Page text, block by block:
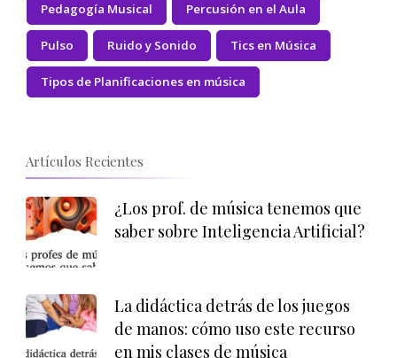
Pedagogía Musical Percusión en el Aula
Pulso Ruido y Sonido Tics en Música
Tipos de Planificaciones en música
Artículos Recientes
¿Los prof. de música tenemos que
saber sobre Inteligencia Artificial?
La didáctica detrás de los juegos
de manos: cómo uso este recurso
en mis clases de música